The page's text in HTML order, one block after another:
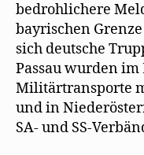
bedrohlichere
bayrischen
sich deutsche
Passau wurden im
Militärtransporte
und in
SA- und SS-